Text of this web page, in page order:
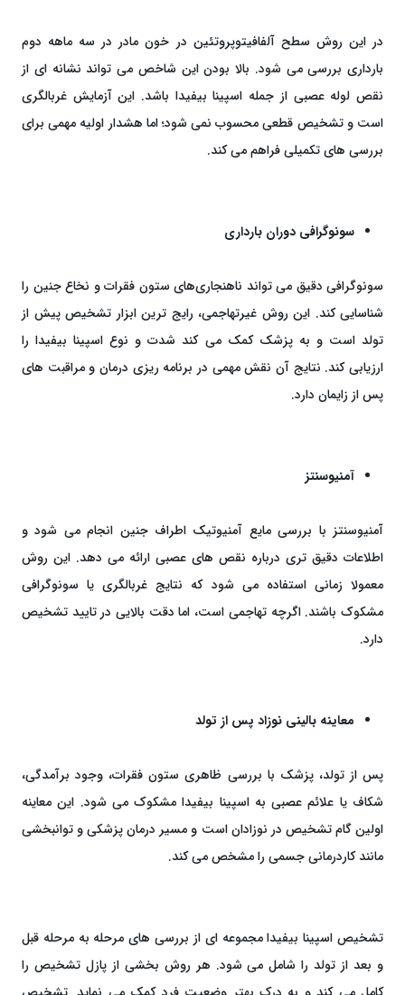
در این روش سطح آلفافیتوپروتئین در خون مادر در سه‌ ماهه دوم
بارداری بررسی می ‌شود. بالا بودن این شاخص می ‌تواند نشانه‌ ای از
نقص لوله عصبی از جمله اسپینا بیفیدا باشد. این آزمایش غربالگری
است و تشخیص قطعی محسوب نمی ‌شود؛ اما هشدار اولیه مهمی برای
بررسی ‌های تکمیلی فراهم می ‌کند.
سونوگرافی دوران بارداری
سونوگرافی دقیق می ‌تواند ناهنجاری‌های ستون فقرات و نخاع جنین را
شناسایی کند. این روش غیرتهاجمی، رایج ‌ترین ابزار تشخیص پیش از
تولد است و به پزشک کمک می ‌کند شدت و نوع اسپینا بیفیدا را
ارزیابی کند. نتایج آن نقش مهمی در برنامه ‌ریزی درمان و مراقبت ‌های
پس از زایمان دارد.
آمنیوسنتز
آمنیوسنتز با بررسی مایع آمنیوتیک اطراف جنین انجام می ‌شود و
اطلاعات دقیق‌ تری درباره نقص‌ های عصبی ارائه می ‌دهد. این روش
معمولا زمانی استفاده می‌ شود که نتایج غربالگری یا سونوگرافی
مشکوک باشند. اگرچه تهاجمی است، اما دقت بالایی در تایید تشخیص
دارد.
معاینه بالینی نوزاد پس از تولد
پس از تولد، پزشک با بررسی ظاهری ستون فقرات، وجود برآمدگی،
شکاف یا علائم عصبی به اسپینا بیفیدا مشکوک می‌ شود. این معاینه
اولین گام تشخیص در نوزادان است و مسیر درمان پزشکی و توانبخشی
مانند کاردرمانی جسمی را مشخص می‌ کند.
تشخیص اسپینا بیفیدا مجموعه ‌ای از بررسی‌ های مرحله‌ به ‌مرحله قبل
و بعد از تولد را شامل می‌ شود. هر روش بخشی از پازل تشخیص را